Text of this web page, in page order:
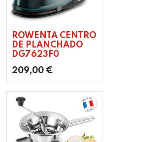
ROWENTA CENTRO
DE PLANCHADO
DG7623F0
209,00 €